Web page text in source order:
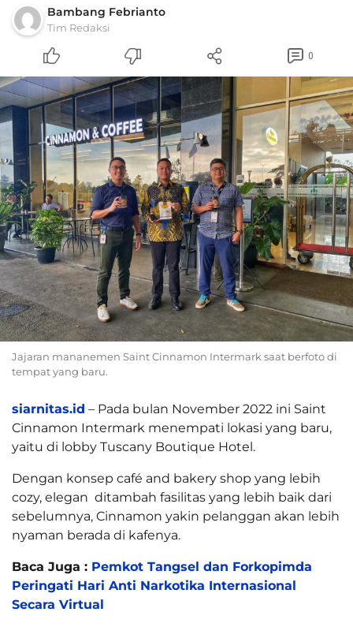
Bambang Febrianto
Tim Redaksi
0
Jajaran mananemen Saint Cinnamon Intermark saat berfoto di
tempat yang baru.
siarnitas.id – Pada bulan November 2022 ini Saint
Cinnamon Intermark menempati lokasi yang baru,
yaitu di lobby Tuscany Boutique Hotel.
Dengan konsep café and bakery shop yang lebih
cozy, elegan ditambah fasilitas yang lebih baik dari
sebelumnya, Cinnamon yakin pelanggan akan lebih
nyaman berada di kafenya.
Baca Juga : Pemkot Tangsel dan Forkopimda
Peringati Hari Anti Narkotika Internasional
Secara Virtual